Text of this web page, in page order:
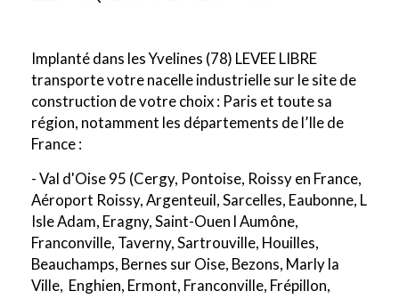
Implanté dans les Yvelines (78) LEVEE LIBRE
transporte votre nacelle industrielle sur le site de
construction de votre choix : Paris et toute sa
région, notamment les départements de l’Ile de
France :
- Val d'Oise 95 (Cergy, Pontoise, Roissy en France,
Aéroport Roissy, Argenteuil, Sarcelles, Eaubonne, L
Isle Adam, Eragny, Saint-Ouen l Aumône,
Franconville, Taverny, Sartrouville, Houilles,
Beauchamps, Bernes sur Oise, Bezons, Marly la
Ville, Enghien, Ermont, Franconville, Frépillon,